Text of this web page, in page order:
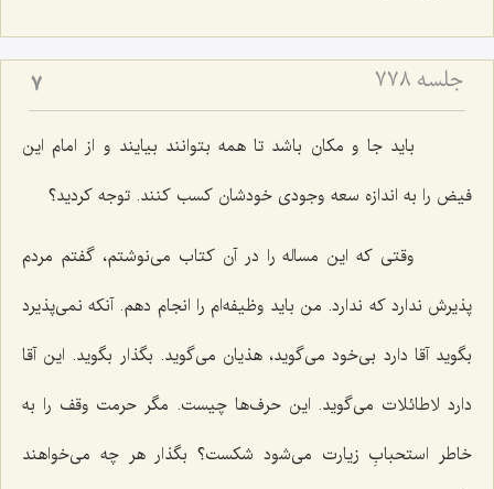
جلسه ۷۷۸ 7
باید جا و مكان باشد تا همه بتوانند بیایند و از امام این
فیض را به اندازه سعه وجودی خودشان كسب كنند. توجه كردید؟
وقتی كه این مساله را در آن كتاب می‌نوشتم، گفتم مردم
پذیرش ندارد كه ندارد. من باید وظیفه‌ام را انجام دهم. آنكه نمی‌پذیرد
بگوید آقا دارد بی‌خود می‌گوید، هذیان می‌گوید. بگذار بگوید. این آقا
دارد لاطائلات می‌گوید. این حرف‌ها چیست. مگر حرمت وقف را به
خاطر استحبابِ زیارت می‌شود شكست؟ بگذار هر چه می‌خواهند